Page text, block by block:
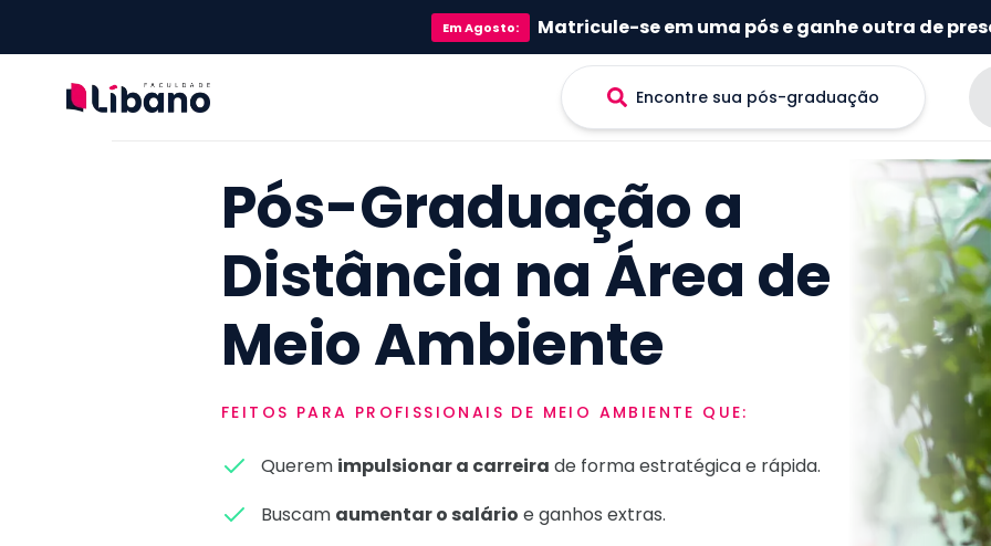
EmAgosto: Matricule-se em uma pós e ganhe outra de
Encontre sua pós-graduação
Pós-Graduação a
Distância na Área de
Meio Ambiente
FEITOS PARA PROFISSIONAIS DE MEIO AMBIENTE QUE:
Querem impulsionar a carreira de forma estratégica e rápida.
Buscam aumentar o salário e ganhos extras.